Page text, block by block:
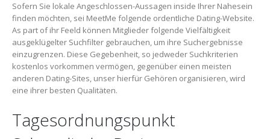
Sofern Sie lokale Angeschlossen-Aussagen inside Ihrer Nahesein
finden möchten, sei MeetMe folgende ordentliche Dating-Website.
As part of ihr Feeld können Mitglieder folgende Vielfältigkeit
ausgeklügelter Suchfilter gebrauchen, um ihre Suchergebnisse
einzugrenzen. Diese Gegebenheit, so jedweder Suchkriterien
kostenlos vorkommen vermögen, gegenüber einen meisten
anderen Dating-Sites, unser hierfür Gehören organisieren, wird
eine ihrer besten Qualitäten.
Tagesordnungspunkt